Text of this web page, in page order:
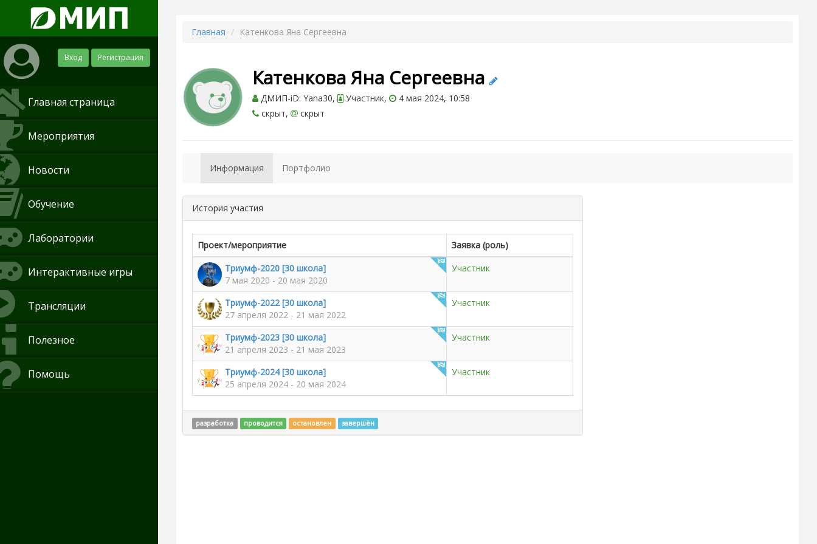
Вход Регистрация
Главная страница
Мероприятия
Новости
Обучение
Лаборатории
Интерактивные игры
Трансляции
Полезное
Помощь
Главная Катенкова Яна Сергеевна
Катенкова Яна Сергеевна
ДМИП-iD: Yana30, Участник,
4 мая 2024, 10:58
скрыт,
скрыт
Информация Портфолио
История участия
Проект/мероприятие
Заявка (роль)
Триумф-2020 [30 школа]
7 мая 2020 - 20 мая 2020
Участник
Триумф-2022 [30 школа]
27 апреля 2022 - 21 мая 2022
Участник
Триумф-2023 [30 школа]
21 апреля 2023 - 21 мая 2023
Участник
Триумф-2024 [30 школа]
25 апреля 2024 - 20 мая 2024
Участник
разработка проводится остановлен завершён